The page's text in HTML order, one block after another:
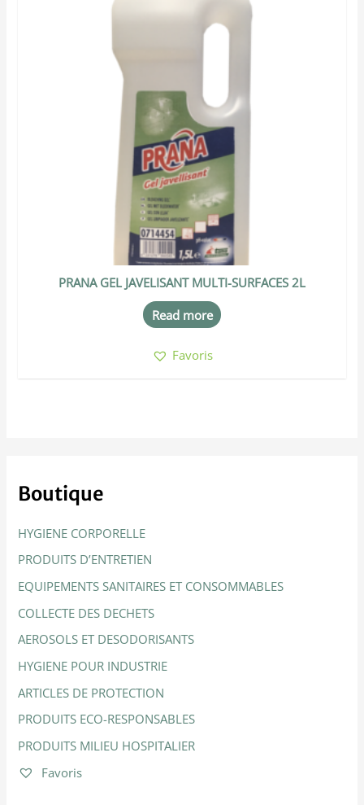
Boutique
HYGIENE CORPORELLE
PRODUITS D’ENTRETIEN
EQUIPEMENTS SANITAIRES ET CONSOMMABLES
COLLECTE DES DECHETS
AEROSOLS ET DESODORISANTS
HYGIENE POUR INDUSTRIE
ARTICLES DE PROTECTION
PRODUITS ECO-RESPONSABLES
PRODUITS MILIEU HOSPITALIER
Favoris
PRANA GEL JAVELISANT MULTI-SURFACES 2L
Read more
Favoris